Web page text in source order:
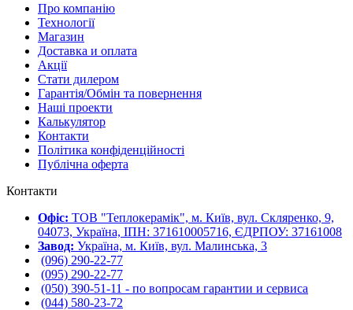
Про компанію
Технології
Магазин
Доставка и оплата
Акції
Стати дилером
Гарантія/Обмін та повернення
Наші проекти
Калькулятор
Контакти
Політика конфіденційності
Публічна оферта
Контакти
Офіс: ТОВ "Теплокерамік", м. Київ, вул. Скляренко, 9,
04073, Україна, ІПН: 371610005716, ЄДРПОУ: 37161008
Завод: Україна, м. Київ, вул. Малинська, 3
(096) 290-22-77
(095) 290-22-77
(050) 390-51-11 - по вопросам гарантии и cервиса
(044) 580-23-72